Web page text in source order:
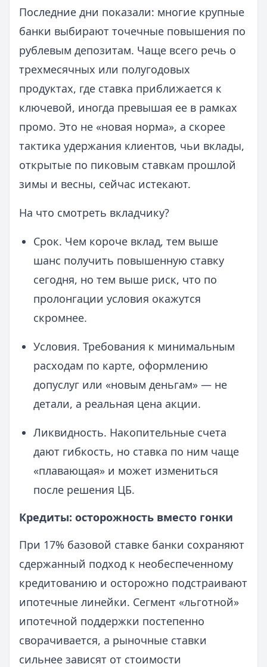
Последние дни показали: многие крупные
банки выбирают точечные повышения по
рублевым депозитам. Чаще всего речь о
трехмесячных или полугодовых
продуктах, где ставка приближается к
ключевой, иногда превышая ее в рамках
промо. Это не «новая норма», а скорее
тактика удержания клиентов, чьи вклады,
открытые по пиковым ставкам прошлой
зимы и весны, сейчас истекают.
На что смотреть вкладчику?
Срок. Чем короче вклад, тем выше
шанс получить повышенную ставку
сегодня, но тем выше риск, что по
пролонгации условия окажутся
скромнее.
Условия. Требования к минимальным
расходам по карте, оформлению
допуслуг или «новым деньгам» — не
детали, а реальная цена акции.
Ликвидность. Накопительные счета
дают гибкость, но ставка по ним чаще
«плавающая» и может измениться
после решения ЦБ.
Кредиты: осторожность вместо гонки
При 17% базовой ставке банки сохраняют
сдержанный подход к необеспеченному
кредитованию и осторожно подстраивают
ипотечные линейки. Сегмент «льготной»
ипотечной поддержки постепенно
сворачивается, а рыночные ставки
сильнее зависят от стоимости